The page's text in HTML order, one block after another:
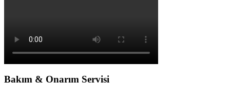
Bakım & Onarım Servisi